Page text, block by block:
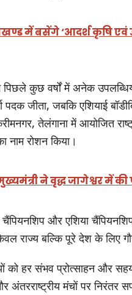
में बसेंगे ‘आदर्श कृषि एवं
पिछले कुछ वर्षों में अनेक
पदक जीता, जबकि एशियाई
तेलंगाना में आयोजित
नाम रोशन किया।
ने वृद्ध जागेश्वर में
चैंपियनशिप और एशिया
राज्य बल्कि पूरे देश के लिए
को हर संभव प्रोत्साहन और
अंतरराष्ट्रीय मंचों पर